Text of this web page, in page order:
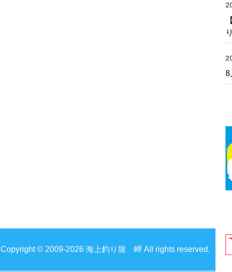
8
Copyright © 2009-2026 海上釣り堀 岬 All rights reserved.